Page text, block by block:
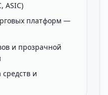
ASIC)
платформ —
и прозрачной
и